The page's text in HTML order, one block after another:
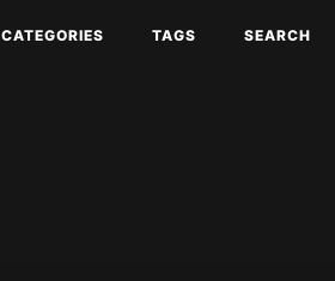
CATEGORIES TAGS SEARCH